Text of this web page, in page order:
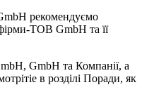
рекомендуємо
ТОВ GmbH та її
GmbH та Компанії, а
в розділі Поради, як